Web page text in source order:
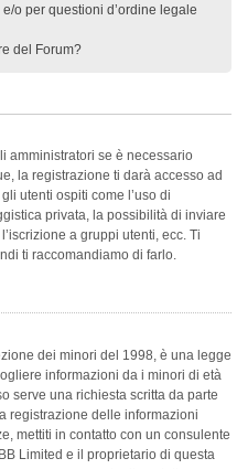
o per questioni d’ordine legale
del Forum?
amministratori se è necessario
la registrazione ti darà accesso ad
utenti ospiti come l’uso di
privata, la possibilità di inviare
a gruppi utenti, ecc. Ti
ti raccomandiamo di farlo.
dei minori del 1998, è una legge
informazioni da i minori di età
serve una richiesta scritta da parte
registrazione delle informazioni
mettiti in contatto con un consulente
Limited e il proprietario di questa